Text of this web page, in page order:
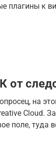
плагины к
от
на
Cloud.
поле, туда